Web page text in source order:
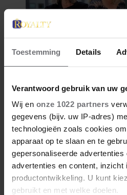
Toestemming Details
Verantwoord gebruik van uw
Wij en onze 1022 partners
gegevens (bijv. uw IP-adres)
technologieën zoals cookies
apparaat op te slaan en te
gepersonaliseerde
advertenties en content, inzicht
productontwikkeling. U kunt
gebruikt en met welke doelen.